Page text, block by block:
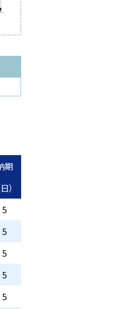
期
日）
5
5
5
5
5